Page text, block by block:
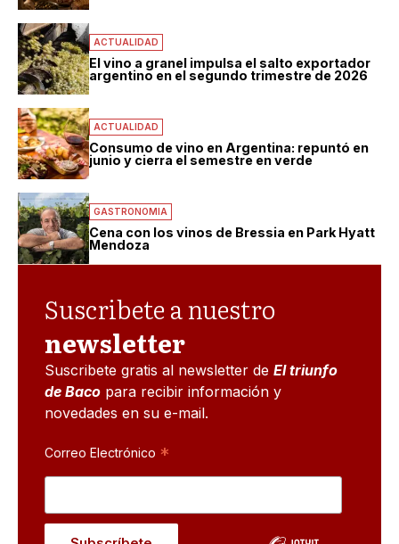
ACTUALIDAD
El vino a granel impulsa el salto exportador
argentino en el segundo trimestre de 2026
ACTUALIDAD
Consumo de vino en Argentina: repuntó en
junio y cierra el semestre en verde
GASTRONOMIA
Cena con los vinos de Bressia en Park Hyatt
Mendoza
Suscribete a nuestro
newsletter
Suscribete gratis al newsletter de El triunfo
de Baco para recibir información y
novedades en su e-mail.
Correo Electrónico *